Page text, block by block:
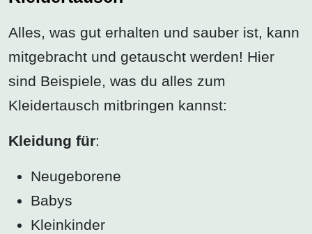
Alles, was gut erhalten und sauber ist, kann
mitgebracht und getauscht werden! Hier
sind Beispiele, was du alles zum
Kleidertausch mitbringen kannst:
Kleidung für:
Neugeborene
Babys
Kleinkinder